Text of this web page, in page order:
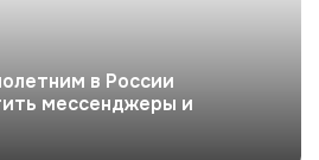
в России
мессенджеры и